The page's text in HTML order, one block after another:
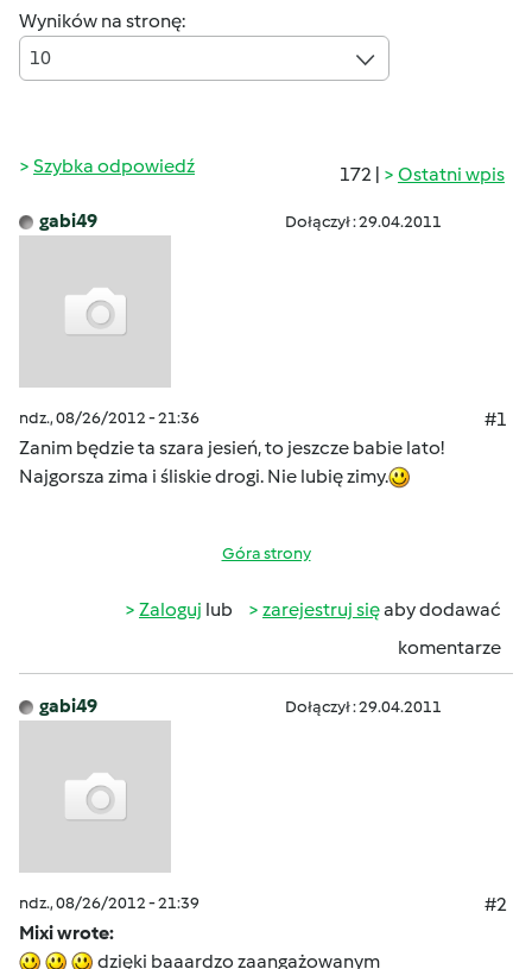
Wyników na stronę:
10
172 | Ostatni wpis
Szybka odpowiedź
gabi49 Dołączył : 29.04.2011
ndz., 08/26/2012 - 21:36
#1
Zanim będzie ta szara jesień, to jeszcze babie lato!
Najgorsza zima i śliskie drogi. Nie lubię zimy.
Góra strony
Zaloguj lub zarejestruj sięaby dodawać
komentarze
gabi49 Dołączył : 29.04.2011
ndz., 08/26/2012 - 21:39
#2
Mixi wrote:
dzięki baaardzo zaangażowanym